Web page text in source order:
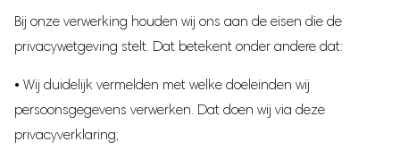
Bij onze verwerking houden wij ons aan de eisen die de
privacywetgeving stelt. Dat betekent onder andere dat:
• Wij duidelijk vermelden met welke doeleinden wij
persoonsgegevens verwerken. Dat doen wij via deze
privacyverklaring;
Hondenhalsbanden
Kattenhalsbanden
Dierenspeelgoed
Praatknoppen voor honden
Dierenknuffels
Mollenverjagers
Muizenverjagers
Muggenlampen
Bundel Sale
Baby
Neusreiniger
Billendoekjes verwarmer
Nekventilatoren
Microfoon